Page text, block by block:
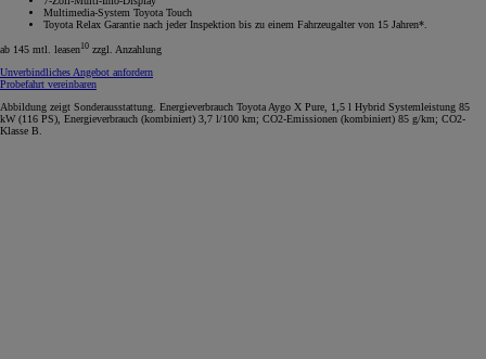
Multimedia-System Toyota Touch
Toyota Relax Garantie nach jeder Inspektion bis zu einem Fahrzeugalter von 15 Jahren*.
ab 145 mtl. leasen10 zzgl. Anzahlung
Unverbindliches Angebot anfordern
Probefahrt vereinbaren
Abbildung zeigt Sonderausstattung. Energieverbrauch Toyota Aygo X Pure, 1,5 l Hybrid Systemleistung 85
kW (116 PS), Energieverbrauch (kombiniert) 3,7 l/100 km; CO2-Emissionen (kombiniert) 85 g/km; CO2-
Klasse B.